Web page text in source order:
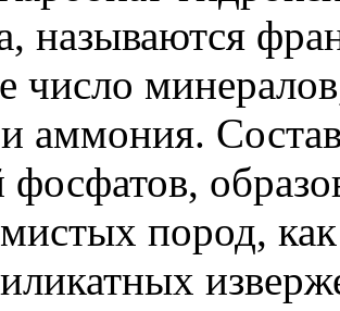
называются
число
аммония.
фосфатов,
пород,